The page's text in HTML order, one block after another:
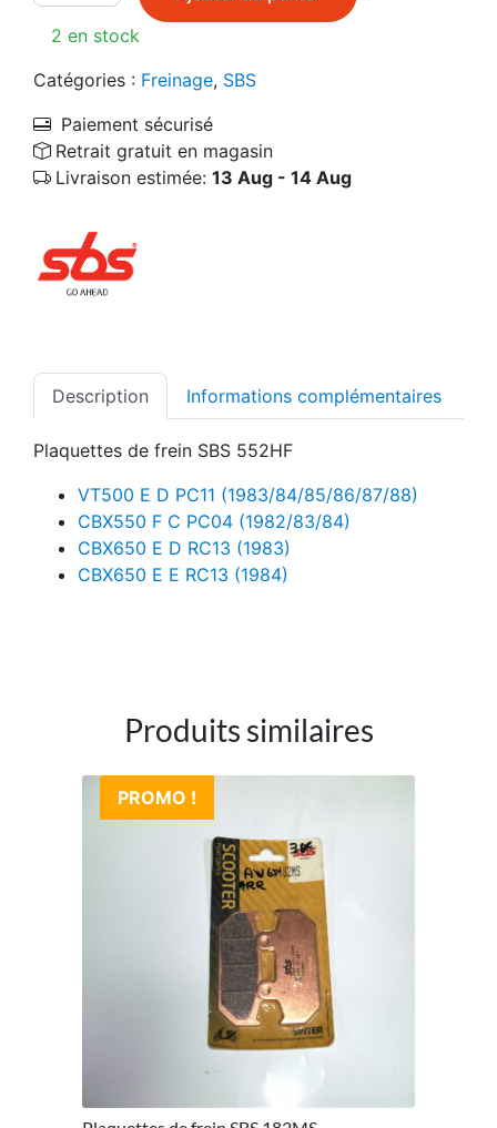
2 en stock
Catégories : Freinage, SBS
Paiement sécurisé
Retrait gratuit en magasin
Livraison estimée: 13 Aug - 14 Aug
Description Informations complémentaires
Plaquettes de frein SBS 552HF
VT500 E D PC11 (1983/84/85/86/87/88)
CBX550 F C PC04 (1982/83/84)
CBX650 E D RC13 (1983)
CBX650 E E RC13 (1984)
Produits similaires
PROMO !